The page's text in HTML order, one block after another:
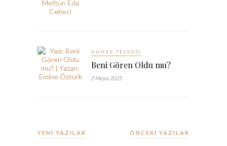
KAHVE TELVESI
Beni Gören Oldu mu?
2 Mayıs 2025
ÖNCEKİ YAZILAR
YENİ YAZILAR